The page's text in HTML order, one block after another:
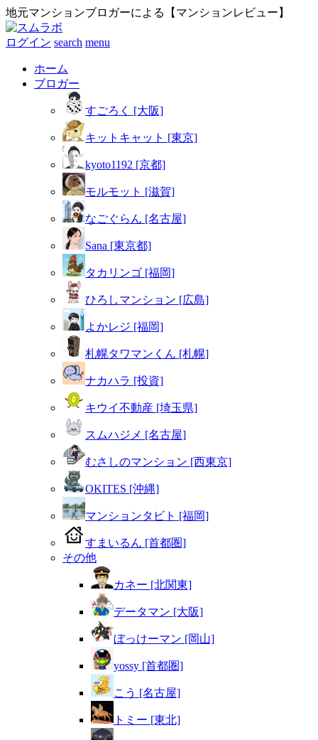
地元マンションブロガーによる【マンションレビュー】
ログイン search menu
ホーム
ブロガー
すごろく [大阪]
キットキャット [東京]
kyoto1192 [京都]
モルモット [滋賀]
なごぐらん [名古屋]
Sana [東京都]
タカリンゴ [福岡]
ひろしマンション [広島]
よかレジ [福岡]
札幌タワマンくん [札幌]
ナカハラ [投資]
キウイ不動産 [埼玉県]
スムハジメ [名古屋]
むさしのマンション [西東京]
OKITES [沖縄]
マンションタビト [福岡]
すまいるん [首都圏]
その他
カネー [北関東]
データマン [大阪]
ぼっけーマン [岡山]
yossy [首都圏]
こう [名古屋]
トミー [東北]